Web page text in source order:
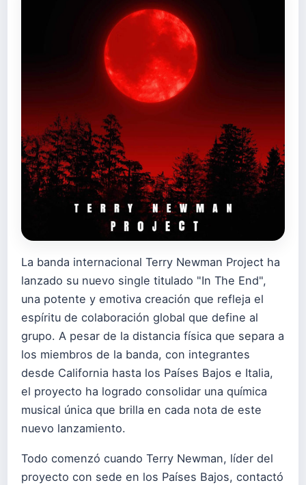
La banda internacional Terry Newman Project ha
lanzado su nuevo single titulado "In The End",
una potente y emotiva creación que refleja el
espíritu de colaboración global que define al
grupo. A pesar de la distancia física que separa a
los miembros de la banda, con integrantes
desde California hasta los Países Bajos e Italia,
el proyecto ha logrado consolidar una química
musical única que brilla en cada nota de este
nuevo lanzamiento.
Todo comenzó cuando Terry Newman, líder del
proyecto con sede en los Países Bajos, contactó